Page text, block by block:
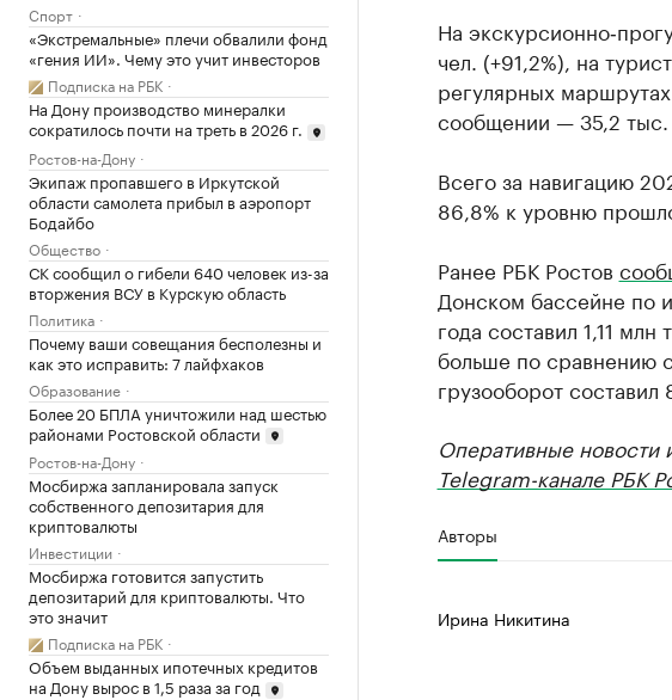
Спорт
«Экстремальные» плечи обвалили фонд
«гения ИИ». Чему это учит инвесторов
Подписка на РБК
На Дону производство минералки
сократилось почти на треть в 2026 г.
Ростов-на-Дону
Экипаж пропавшего в Иркутской
области самолета прибыл в аэропорт
Бодайбо
Общество
СК сообщил о гибели 640 человек из-за
вторжения ВСУ в Курскую область
Политика
Почему ваши совещания бесполезны и
как это исправить: 7 лайфхаков
Образование
Более 20 БПЛА уничтожили над шестью
районами Ростовской области
Ростов-на-Дону
Мосбиржа запланировала запуск
собственного депозитария для
криптовалюты
Инвестиции
Мосбиржа готовится запустить
депозитарий для криптовалюты. Что
это значит
Подписка на РБК
Объем выданных ипотечных кредитов
на Дону вырос в 1,5 раза за год
На
чел. (+91,2%), на
регулярных
сообщении — 35,2 тыс.
Всего за навигацию
86,8% к уровню
Ранее РБК Ростов
Донском бассейне по
года составил 1,11
больше по сравнению
грузооборот составил
Оперативные новости
Telegram-канале РБК
Авторы
Ирина Никитина